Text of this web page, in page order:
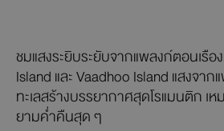
ชมแสงระยิบระยับจากแพลงก์ตอนเรือ
Island และ Vaadhoo Island แสงจาก
ทะเลสร้างบรรยากาศสุดโรแมนติก เ
ยามค่ำคืนสุด ๆ